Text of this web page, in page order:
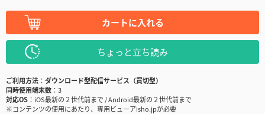
カートに入れる
ちょっと立ち読み
ご利用方法
ダウンロード型配信サービス（買切型）
同時使用端末数
3
対応OS
iOS最新の２世代前まで / Android最新の２世代前まで
※コンテンツの使用にあたり、専用ビューアisho.jpが必要